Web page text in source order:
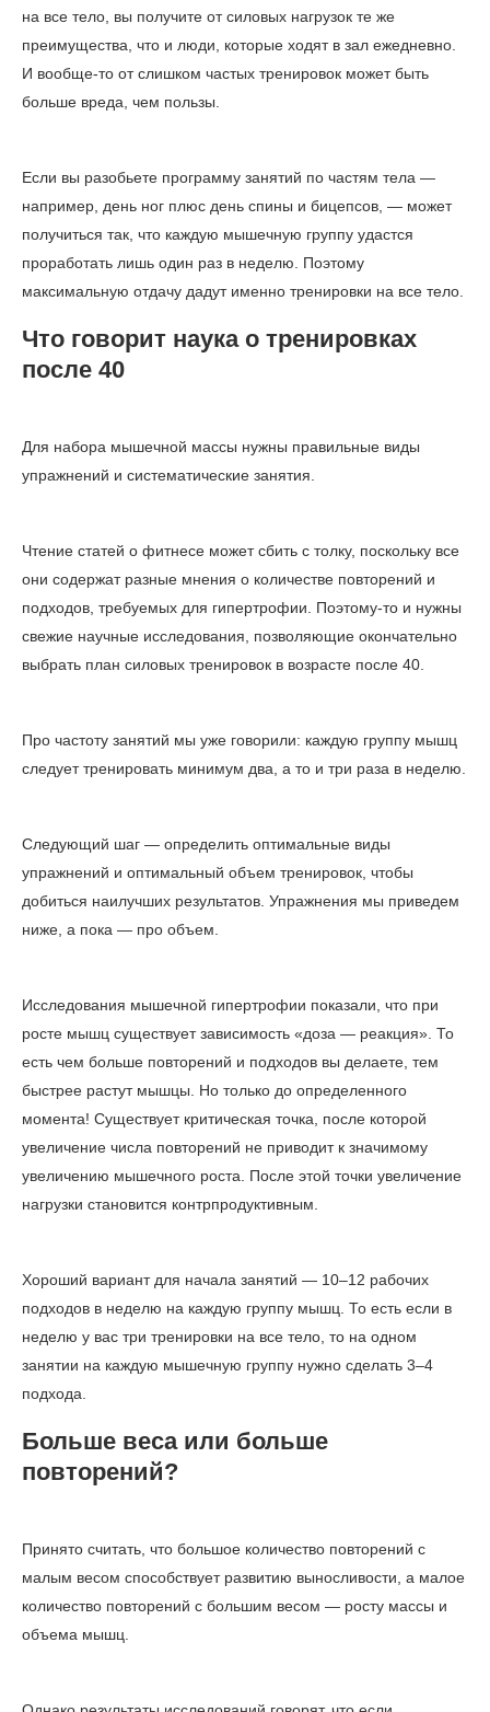
на все тело, вы получите от силовых нагрузок те же
преимущества, что и люди, которые ходят в зал ежедневно.
И вообще-то от слишком частых тренировок может быть
больше вреда, чем пользы.
Если вы разобьете программу занятий по частям тела —
например, день ног плюс день спины и бицепсов, — может
получиться так, что каждую мышечную группу удастся
проработать лишь один раз в неделю. Поэтому
максимальную отдачу дадут именно тренировки на все тело.
Что говорит наука о тренировках
после 40
Для набора мышечной массы нужны правильные виды
упражнений и систематические занятия.
Чтение статей о фитнесе может сбить с толку, поскольку все
они содержат разные мнения о количестве повторений и
подходов, требуемых для гипертрофии. Поэтому-то и нужны
свежие научные исследования, позволяющие окончательно
выбрать план силовых тренировок в возрасте после 40.
Про частоту занятий мы уже говорили: каждую группу мышц
следует тренировать минимум два, а то и три раза в неделю.
Следующий шаг — определить оптимальные виды
упражнений и оптимальный объем тренировок, чтобы
добиться наилучших результатов. Упражнения мы приведем
ниже, а пока — про объем.
Исследования мышечной гипертрофии показали, что при
росте мышц существует зависимость «доза — реакция». То
есть чем больше повторений и подходов вы делаете, тем
быстрее растут мышцы. Но только до определенного
момента! Существует критическая точка, после которой
увеличение числа повторений не приводит к значимому
увеличению мышечного роста. После этой точки увеличение
нагрузки становится контрпродуктивным.
Хороший вариант для начала занятий — 10–12 рабочих
подходов в неделю на каждую группу мышц. То есть если в
неделю у вас три тренировки на все тело, то на одном
занятии на каждую мышечную группу нужно сделать 3–4
подхода.
Больше веса или больше
повторений?
Принято считать, что большое количество повторений с
малым весом способствует развитию выносливости, а малое
количество повторений с большим весом — росту массы и
объема мышц.